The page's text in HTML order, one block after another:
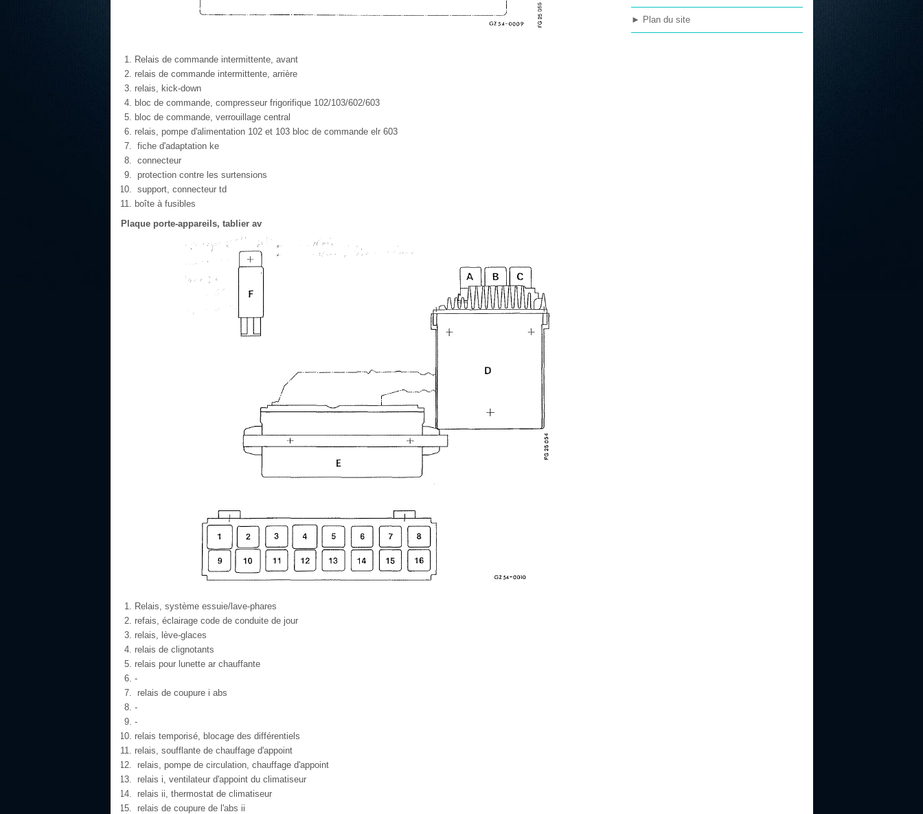
Relais de commande intermittente, avant
relais de commande intermittente, arrière
relais, kick-down
bloc de commande, compresseur frigorifique 102/103/602/603
bloc de commande, verrouillage central
relais, pompe d'alimentation 102 et 103 bloc de commande elr 603
fiche d'adaptation ke
connecteur
protection contre les surtensions
support, connecteur td
boîte à fusibles
Plaque porte-appareils, tablier av
Relais, système essuie/lave-phares
refais, éclairage code de conduite de jour
relais, lève-glaces
relais de clignotants
relais pour lunette ar chauffante
-
relais de coupure i abs
-
-
relais temporisé, blocage des différentiels
relais, soufflante de chauffage d'appoint
relais, pompe de circulation, chauffage d'appoint
relais i, ventilateur d'appoint du climatiseur
relais ii, thermostat de climatiseur
relais de coupure de l'abs ii
► Plan du site